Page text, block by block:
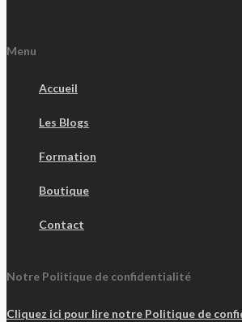
Menu
Accueil
Les Blogs
Formation
Boutique
Contact
Notre Politique de confidentialité
Cliquez ici pour lire notre Politique de